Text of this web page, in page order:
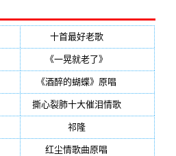
十首最好老歌(300)
《一晃就老了》
《酒醉的蝴蝶》原唱
撕心裂肺十大催泪情歌(195)
祁隆(188)
红尘情歌曲原唱